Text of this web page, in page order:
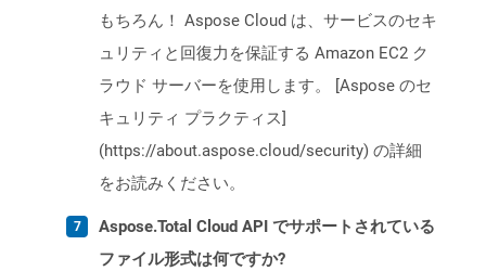
もちろん！ Aspose Cloud は、サービスのセキ
ュリティと回復力を保証する Amazon EC2 ク
ラウド サーバーを使用します。 [Aspose のセ
キュリティ プラクティス]
(https://about.aspose.cloud/security) の詳細
をお読みください。
Aspose.Total Cloud API でサポートされている
ファイル形式は何ですか?